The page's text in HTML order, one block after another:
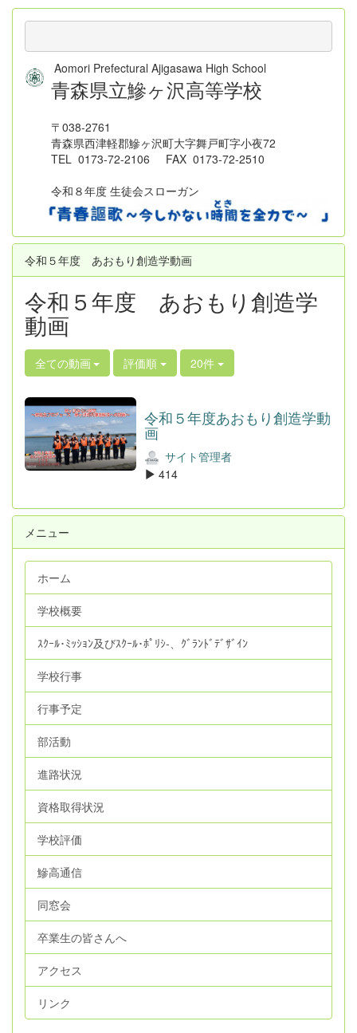
Aomori Prefectural Ajigasawa High School
青森県立鰺ヶ沢高等学校
〒038-2761
青森県西津軽郡鰺ヶ沢町大字舞戸町字小夜72
TEL 0173-72-2106 FAX 0173-72-2510
令和８年度 生徒会スローガン
令和５年度 あおもり創造学動画
令和５年度 あおもり創造学
動画
全ての動画 評価順 20件
令和５年度あおもり創造学動
画
サイト管理者
414
メニュー
ホーム
学校概要
ｽｸｰﾙ･ﾐｯｼｮﾝ及びｽｸｰﾙ･ﾎﾟﾘｼ‐、ｸﾞﾗﾝﾄﾞﾃﾞｻﾞｲﾝ
学校行事
行事予定
部活動
進路状況
資格取得状況
学校評価
鰺高通信
同窓会
卒業生の皆さんへ
アクセス
リンク